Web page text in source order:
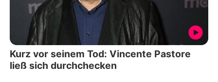
Kurz vor seinem Tod: Vincente Pastore
ließ sich durchchecken